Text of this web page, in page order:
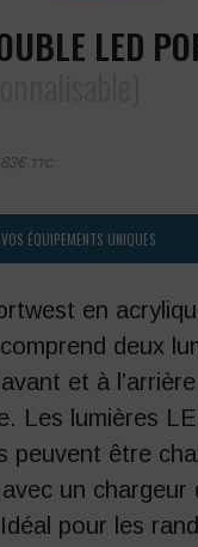
LED
€ TTC
VOS ÉQUIPEMENTS UNIQUES
en
deux
et à
Les lumières
peuvent être
un chargeur
pour les